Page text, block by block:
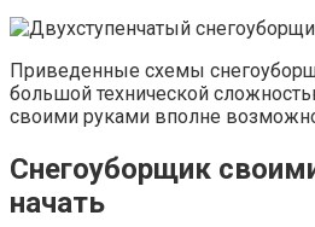
Приведенные схемы
большой технической
своими руками вполне
Снегоуборщик
начать